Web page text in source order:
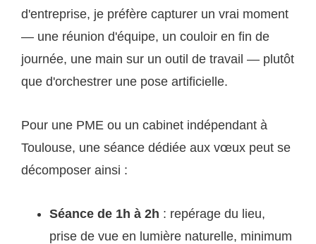
d'entreprise, je préfère capturer un vrai moment
— une réunion d'équipe, un couloir en fin de
journée, une main sur un outil de travail — plutôt
que d'orchestrer une pose artificielle.
Pour une PME ou un cabinet indépendant à
Toulouse, une séance dédiée aux vœux peut se
décomposer ainsi :
Séance de 1h à 2h : repérage du lieu,
prise de vue en lumière naturelle, minimum